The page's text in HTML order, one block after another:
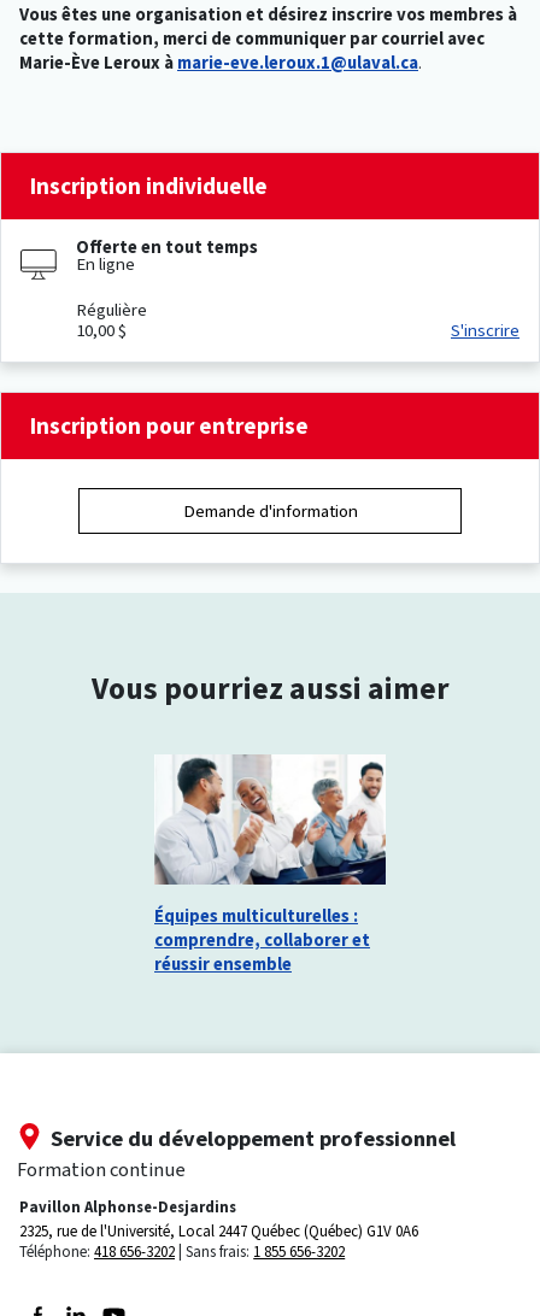
Vous êtes une organisation et désirez inscrire vos membres à
cette formation, merci de communiquer par courriel avec
Marie-Ève Leroux à marie-eve.leroux.1@ulaval.ca.
Inscription individuelle
Offerte en tout temps
En ligne
Régulière
10,00 $
S'inscrire
Inscription pour entreprise
Demande d'information
Vous pourriez aussi aimer
Équipes multiculturelles :
comprendre, collaborer et
réussir ensemble
Service du développement professionnel
Formation continue
Pavillon Alphonse-Desjardins
2325, rue de l'Université, Local 2447Québec (Québec) G1V 0A6
Téléphone: 418 656-3202 Sans frais: 1 855 656-3202
Suivez-nous sur Facebook
Suivez-nous sur LinkedIn
Suivez-nous sur Youtube